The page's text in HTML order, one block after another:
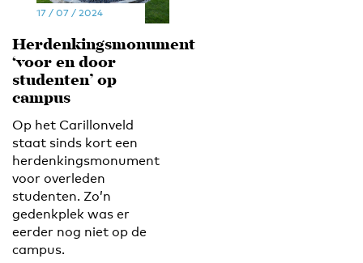
17 / 07 / 2024
Herdenkingsmonument
‘voor en door
studenten’ op
campus
Op het Carillonveld
staat sinds kort een
herdenkingsmonument
voor overleden
studenten. Zo’n
gedenkplek was er
eerder nog niet op de
campus.